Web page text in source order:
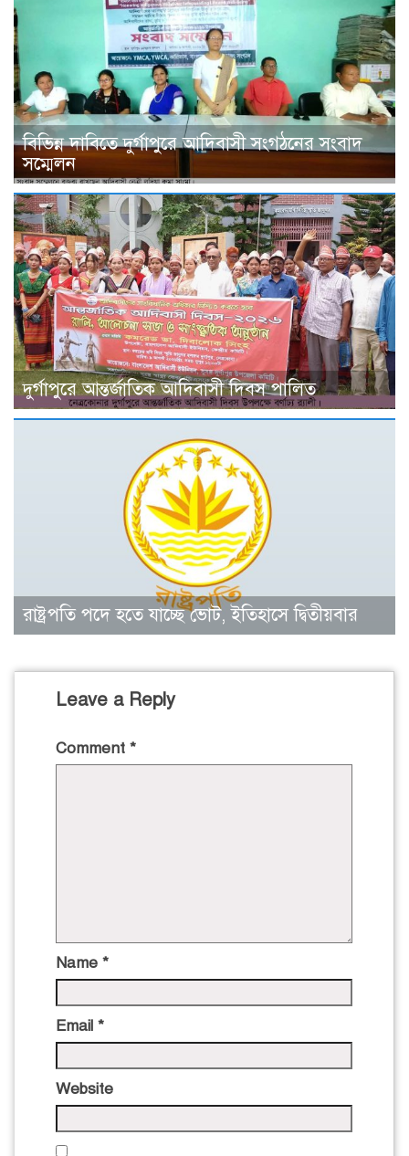
বিভিন্ন দাবিতে দুর্গাপুরে আদিবাসী সংগঠনের সংবাদ
সম্মেলন
দুর্গাপুরে আন্তর্জাতিক আদিবাসী দিবস পালিত
রাষ্ট্রপতি পদে হতে যাচ্ছে ভোট, ইতিহাসে দ্বিতীয়বার
Leave a Reply
Comment *
Name *
Email *
Website